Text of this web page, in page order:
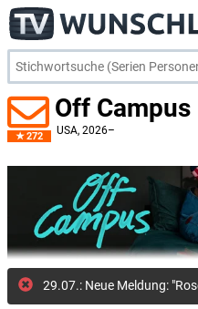
272
Off Campus
USA, 2026–